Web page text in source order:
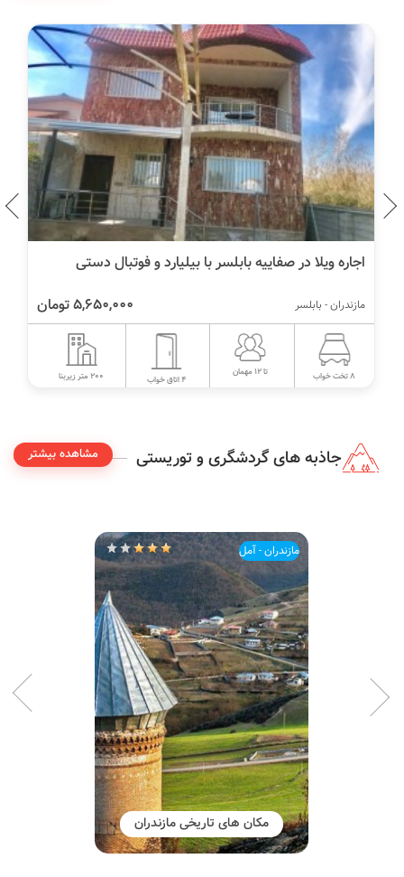
اجاره ویلا در صفاییه بابلسر با بیلیارد و فوتبال دستی
5,650,000 تومان مازندران - بابلسر
8 تخت خواب تا 12 مهمان
4 اتاق خواب 200 متر زیربنا
جاذبه های گردشگری و توریستی مشاهده بیشتر
مازندران - آمل
مکان های تاریخی مازندران